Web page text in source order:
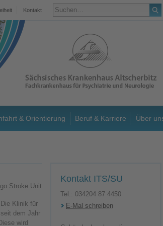
Kontakt
& Orientierung Beruf & Karriere Über
Klinik für
dem Jahr
wird
Kontakt ITS/SU
Tel.: 034204 87 4450
E-Mal schreiben